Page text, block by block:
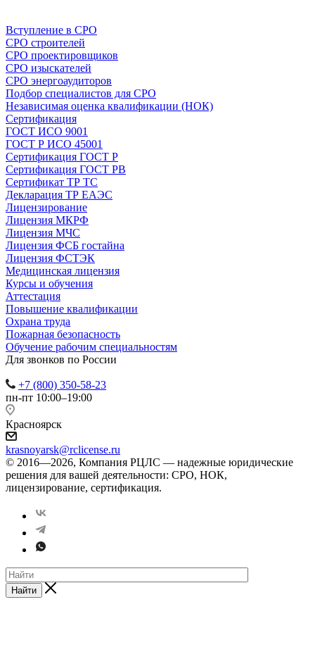
Вступление в СРО
СРО строителей
СРО проектировщиков
СРО изыскателей
СРО энергоаудиторов
Подбор специалистов для СРО
Независимая оценка квалификации (НОК)
Сертификация
ГОСТ ИСО 9001
ГОСТ Р ИСО 45001
Сертификация ГОСТ Р
Сертификация ГОСТ РВ
Сертификат ТР ТС
Декларация ТР ЕАЭС
Лицензирование
Лицензия МКРФ
Лицензия МЧС
Лицензия ФСБ гостайна
Лицензия ФСТЭК
Медицинская лицензия
Курсы и обучения
Аттестация
Повышение квалификации
Охрана труда
Пожарная безопасность
Обучение рабочим специальностям
Для звонков по России
+7 (800) 350-58-23
пн-пт 10:00–19:00
Красноярск
krasnoyarsk@rclicense.ru
© 2016—2026, Компания РЦЛС — надежные юридические
решения для вашей деятельности: СРО, НОК,
лицензирование, сертификация.
Найти